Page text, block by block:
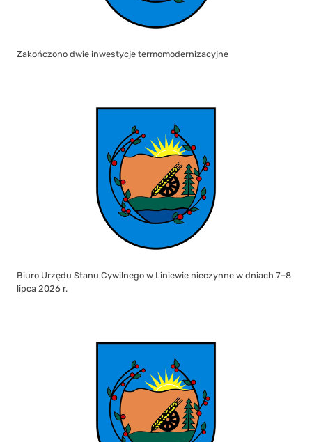
Zakończono dwie inwestycje termomodernizacyjne
Biuro Urzędu Stanu Cywilnego w Liniewie nieczynne w dniach 7–8
lipca 2026 r.